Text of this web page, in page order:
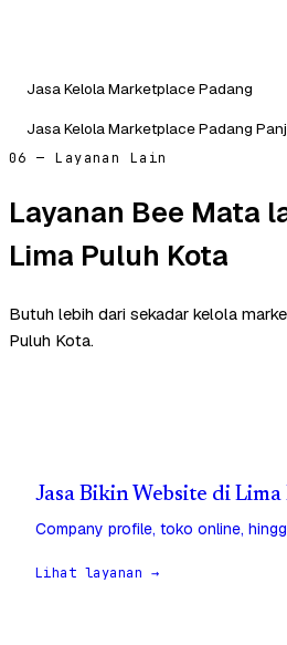
Jasa Kelola Marketplace Padang
Jasa Kelola Marketplace Padang
06 — Layanan Lain
Layanan Bee Mata
Lima Puluh Kota
Butuh lebih dari sekadar kelola
Puluh Kota.
Jasa Bikin Website di
Company profile, toko online,
Lihat layanan →